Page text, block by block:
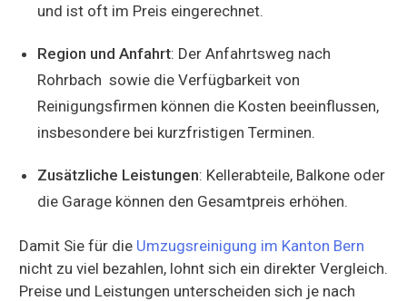
und ist oft im Preis eingerechnet.
Region und Anfahrt: Der Anfahrtsweg nach
Rohrbach sowie die Verfügbarkeit von
Reinigungsfirmen können die Kosten beeinflussen,
insbesondere bei kurzfristigen Terminen.
Zusätzliche Leistungen: Kellerabteile, Balkone oder
die Garage können den Gesamtpreis erhöhen.
Damit Sie für die Umzugsreinigung im Kanton Bern
nicht zu viel bezahlen, lohnt sich ein direkter Vergleich.
Preise und Leistungen unterscheiden sich je nach